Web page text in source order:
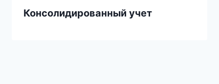
Консолидированный учет